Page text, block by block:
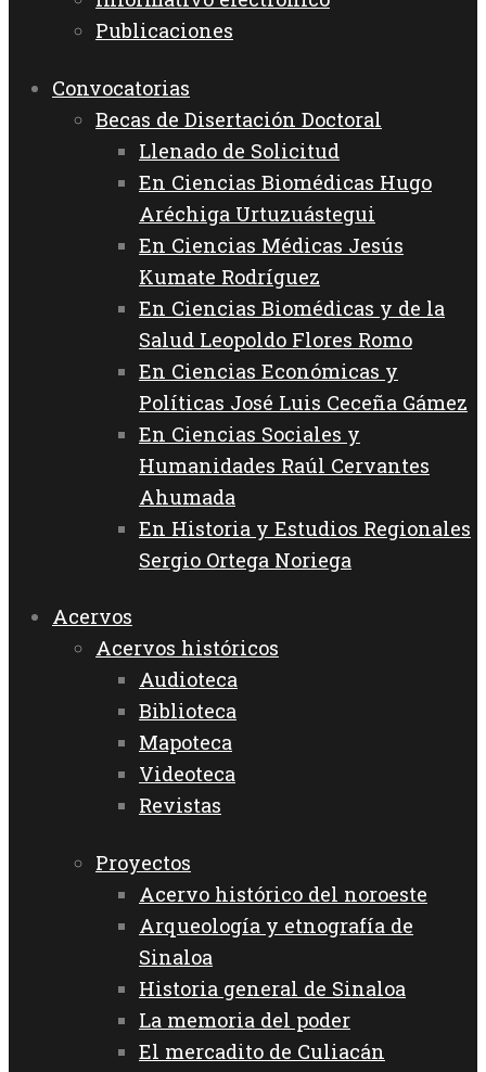
Publicaciones
Convocatorias
Becas de Disertación Doctoral
Llenado de Solicitud
En Ciencias Biomédicas Hugo
Aréchiga Urtuzuástegui
En Ciencias Médicas Jesús
Kumate Rodríguez
En Ciencias Biomédicas y de la
Salud Leopoldo Flores Romo
En Ciencias Económicas y
Políticas José Luis Ceceña Gámez
En Ciencias Sociales y
Humanidades Raúl Cervantes
Ahumada
En Historia y Estudios Regionales
Sergio Ortega Noriega
Acervos
Acervos históricos
Audioteca
Biblioteca
Mapoteca
Videoteca
Revistas
Proyectos
Acervo histórico del noroeste
Arqueología y etnografía de
Sinaloa
Historia general de Sinaloa
La memoria del poder
El mercadito de Culiacán